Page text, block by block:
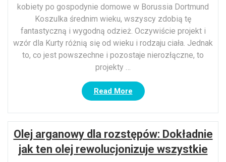
kobiety po gospodynie domowe w Borussia Dortmund
Koszulka średnim wieku, wszyscy zdobią tę
fantastyczną i wygodną odzież. Oczywiście projekt i
wzór dla Kurty różnią się od wieku i rodzaju ciała. Jednak
to, co jest powszechne i pozostaje nierozłączne, to
projekty …
Read More“7
rodzajów
haftowych
projektów
Kurti,
aby
przenieść
Olej arganowy dla rozstępów: Dokładnie
jak ten olej rewolucjonizuje wszystkie